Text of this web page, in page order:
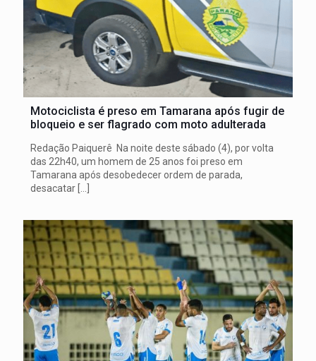
Motociclista é preso em Tamarana após fugir de
bloqueio e ser flagrado com moto adulterada
Redação Paiquerê Na noite deste sábado (4), por volta
das 22h40, um homem de 25 anos foi preso em
Tamarana após desobedecer ordem de parada,
desacatar […]